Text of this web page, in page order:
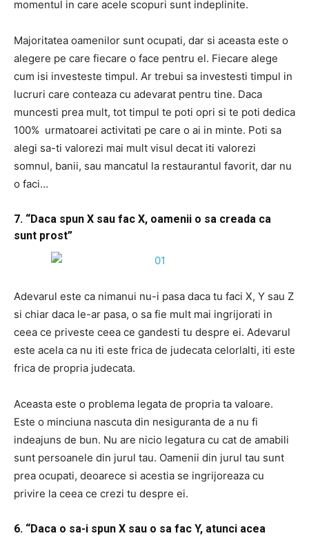
momentul in care acele scopuri sunt indeplinite.
Majoritatea oamenilor sunt ocupati, dar si aceasta este o
alegere pe care fiecare o face pentru el. Fiecare alege
cum isi investeste timpul. Ar trebui sa investesti timpul in
lucruri care conteaza cu adevarat pentru tine. Daca
muncesti prea mult, tot timpul te poti opri si te poti dedica
100% urmatoarei activitati pe care o ai in minte. Poti sa
alegi sa-ti valorezi mai mult visul decat iti valorezi
somnul, banii, sau mancatul la restaurantul favorit, dar nu
o faci…
7. “Daca spun X sau fac X, oamenii o sa creada ca
sunt prost”
Adevarul este ca nimanui nu-i pasa daca tu faci X, Y sau Z
si chiar daca le-ar pasa, o sa fie mult mai ingrijorati in
ceea ce priveste ceea ce gandesti tu despre ei. Adevarul
este acela ca nu iti este frica de judecata celorlalti, iti este
frica de propria judecata.
Aceasta este o problema legata de propria ta valoare.
Este o minciuna nascuta din nesiguranta de a nu fi
indeajuns de bun. Nu are nicio legatura cu cat de amabili
sunt persoanele din jurul tau. Oamenii din jurul tau sunt
prea ocupati, deoarece si acestia se ingrijoreaza cu
privire la ceea ce crezi tu despre ei.
6. “Daca o sa-i spun X sau o sa fac Y, atunci acea